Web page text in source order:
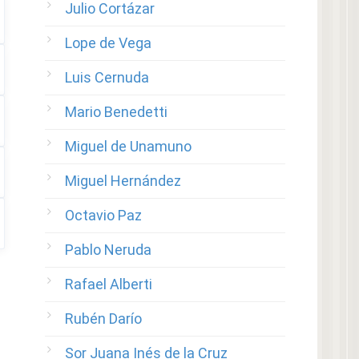
Julio Cortázar
Lope de Vega
Luis Cernuda
Mario Benedetti
Miguel de Unamuno
Miguel Hernández
Octavio Paz
Pablo Neruda
Rafael Alberti
Rubén Darío
Sor Juana Inés de la Cruz